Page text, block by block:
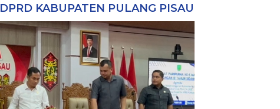
DPRD KABUPATEN PULANG PISAU